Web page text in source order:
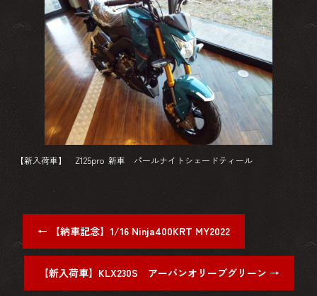
【新入荷車】 Z125pro 新車 パールナイトシェードティール
← 【納車記念】1/16 Ninja400KRT MY2022
【新入荷車】KLX230S アーバンオリーブグリーン →